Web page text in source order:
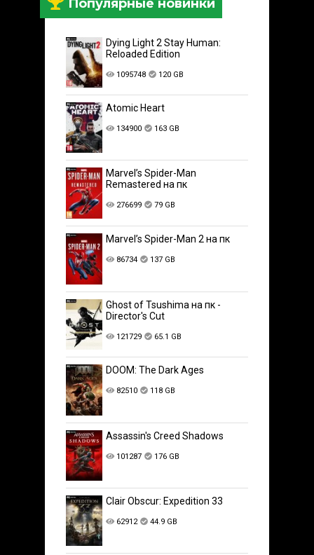
Популярные новинки
Dying Light 2 Stay Human:
Reloaded Edition
1095748 120 GB
Atomic Heart
134900 163 GB
Marvel’s Spider-Man
Remastered на пк
276699 79 GB
Marvel’s Spider-Man 2 на пк
86734 137 GB
Ghost of Tsushima на пк -
Director's Cut
121729 65.1 GB
DOOM: The Dark Ages
82510 118 GB
Assassin's Creed Shadows
101287 176 GB
Clair Obscur: Expedition 33
62912 44.9 GB